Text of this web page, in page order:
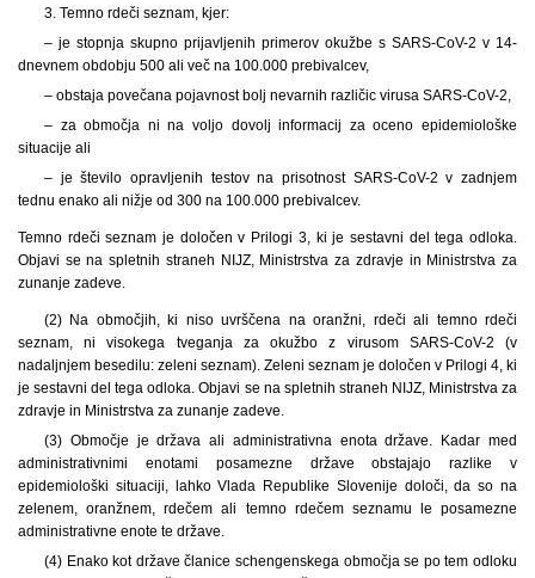
3. Temno rdeči seznam, kjer:
– je stopnja skupno prijavljenih primerov okužbe s SARS-CoV-2 v 14-
dnevnem obdobju 500 ali več na 100.000 prebivalcev,
– obstaja povečana pojavnost bolj nevarnih različic virusa SARS-CoV-2,
– za območja ni na voljo dovolj informacij za oceno epidemiološke
situacije ali
– je število opravljenih testov na prisotnost SARS-CoV-2 v zadnjem
tednu enako ali nižje od 300 na 100.000 prebivalcev.
Temno rdeči seznam je določen v Prilogi 3, ki je sestavni del tega odloka.
Objavi se na spletnih straneh NIJZ, Ministrstva za zdravje in Ministrstva za
zunanje zadeve.
(2) Na območjih, ki niso uvrščena na oranžni, rdeči ali temno rdeči
seznam, ni visokega tveganja za okužbo z virusom SARS-CoV-2 (v
nadaljnjem besedilu: zeleni seznam). Zeleni seznam je določen v Prilogi 4, ki
je sestavni del tega odloka. Objavi se na spletnih straneh NIJZ, Ministrstva za
zdravje in Ministrstva za zunanje zadeve.
(3) Območje je država ali administrativna enota države. Kadar med
administrativnimi enotami posamezne države obstajajo razlike v
epidemiološki situaciji, lahko Vlada Republike Slovenije določi, da so na
zelenem, oranžnem, rdečem ali temno rdečem seznamu le posamezne
administrativne enote te države.
(4) Enako kot države članice schengenskega območja se po tem odloku